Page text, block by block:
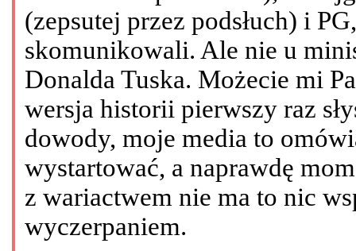
(zepsutej przez podsłuch) i
skomunikowali. Ale nie u
Donalda Tuska. Możecie mi
wersja historii pierwszy raz
dowody, moje media to
wystartować, a naprawdę
z wariactwem nie ma to nic
wyczerpaniem.